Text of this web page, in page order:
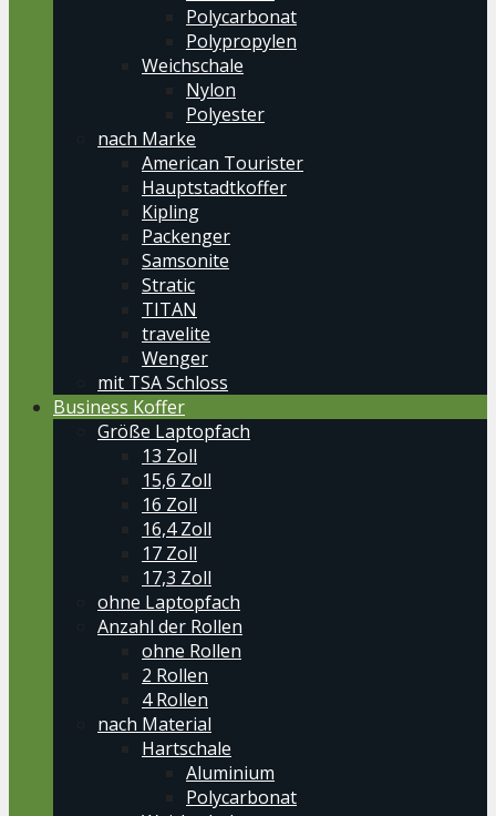
Polycarbonat
Polypropylen
Weichschale
Nylon
Polyester
nach Marke
American Tourister
Hauptstadtkoffer
Kipling
Packenger
Samsonite
Stratic
TITAN
travelite
Wenger
mit TSA Schloss
Business Koffer
Größe Laptopfach
13 Zoll
15,6 Zoll
16 Zoll
16,4 Zoll
17 Zoll
17,3 Zoll
ohne Laptopfach
Anzahl der Rollen
ohne Rollen
2 Rollen
4 Rollen
nach Material
Hartschale
Aluminium
Polycarbonat